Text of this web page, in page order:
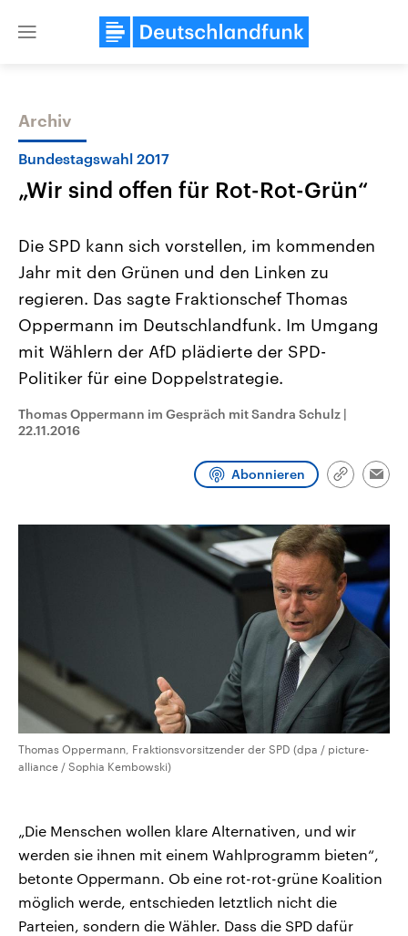
Close
Themen
USA
Aktuelle Beiträge, Analysen und
Hintergründe
Wirtschaftlich und militärisch
gehören die Vereinigten Staaten zu
den mächtigsten Ländern der Erde,
mit großem Einfluss auf das
aktuelle Weltgeschehen.
Nahostkonflikt
Aktuelle Lage und
Der Überfall der
Terrororganisation Hamas
Oktober 2023 auf Israel
Region wieder die
Israel möchte die Hamas
Diese wird wie die
Programm Podcasts
Archiv
Bundestagswahl 2017
„Wir sind offen für Rot-Rot-Grün“
Die SPD kann sich vorstellen, im kommenden
Jahr mit den Grünen und den Linken zu
regieren. Das sagte Fraktionschef Thomas
Oppermann im Deutschlandfunk. Im Umgang
mit Wählern der AfD plädierte der SPD-
Politiker für eine Doppelstrategie.
Thomas Oppermann im Gespräch mit Sandra Schulz |
22.11.2016
Abonnieren
Link
Thomas Oppermann, Fraktionsvorsitzender der SPD (dpa / picture-
alliance / Sophia Kembowski)
„Die Menschen wollen klare Alternativen, und wir
werden sie ihnen mit einem Wahlprogramm bieten“,
betonte Oppermann. Ob eine rot-rot-grüne Koalition
möglich werde, entschieden letztlich nicht die
Parteien, sondern die Wähler. Dass die SPD dafür